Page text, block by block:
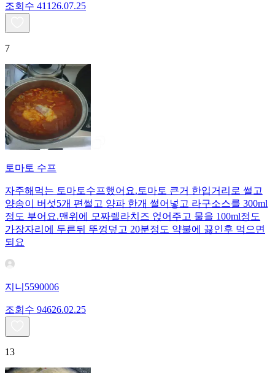
조회수 411 26.07.25
7
토마토 수프
자주해먹는 토마토수프했어요.토마토 큰거 한입거리로 썰고
양송이 버섯5개 편썰고 양파 한개 썰어넣고 라구소스를 300ml
정도 부어요.맨위에 모짜렐라치즈 얹어주고 물을 100ml정도
가장자리에 두른뒤 뚜껑덮고 20분정도 약불에 끓인후 먹으면
되요
지니5590006
조회수 94626.02.25
13